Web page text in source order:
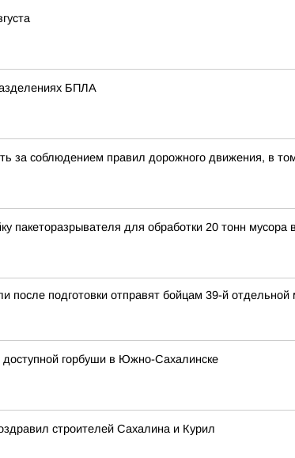
БПЛА
за соблюдением правил дорожного движения, в
пакеторазрывателя для обработки 20 тонн мусора
подготовки отправят бойцам 39-й отдельной
доступной горбуши в Южно-Сахалинске
строителей Сахалина и Курил